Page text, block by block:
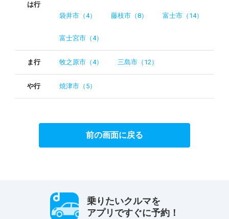
は行
袋井市（4） 藤枝市（8） 富士市（14）
富士宮市（4）
ま行 牧之原市（4） 三島市（12）
や行 焼津市（5）
前の画面に戻る
乗りたいクルマを
アプリですぐに予約！